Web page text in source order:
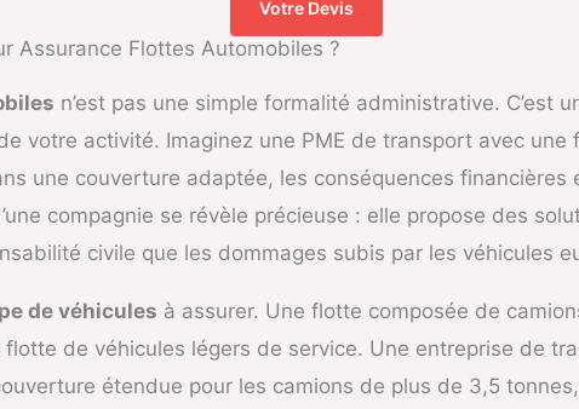
Votre Devis
Assurance Flottes Automobiles ?
n’est pas une simple formalité administrative. C’est
votre activité. Imaginez une PME de transport avec une
une couverture adaptée, les conséquences financières
compagnie se révèle précieuse : elle propose des
civile que les dommages subis par les véhicules
de véhicules à assurer. Une flotte composée de
flotte de véhicules légers de service. Une entreprise de
étendue pour les camions de plus de 3,5